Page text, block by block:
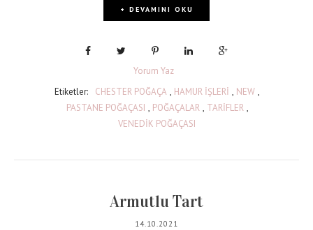
+ DEVAMINI OKU
Yorum Yaz
Etiketler:
CHESTER POĞAÇA , HAMUR İŞLERİ , NEW ,
PASTANE POĞAÇASI , POĞAÇALAR , TARİFLER ,
VENEDİK POĞAÇASI
Armutlu Tart
14.10.2021